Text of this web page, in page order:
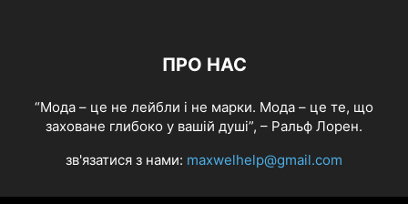
ПРО НАС
“Мода – це не лейбли і не марки. Мода – це те, що
заховане глибоко у вашій душі”, – Ральф Лорен.
зв'язатися з нами: maxwelhelp@gmail.com